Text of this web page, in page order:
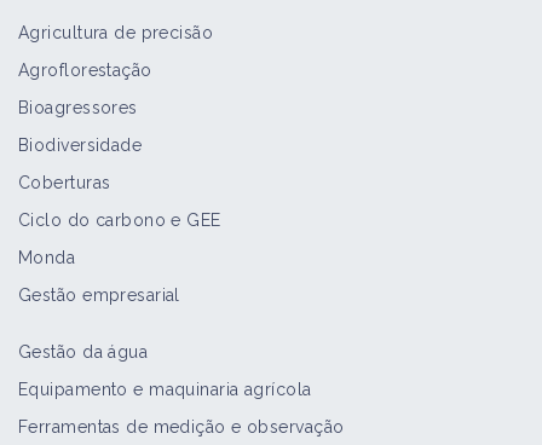
Agricultura de precisão
Agroflorestação
Bioagressores
Biodiversidade
Coberturas
Ciclo do carbono e GEE
Monda
Gestão empresarial
Gestão da água
Equipamento e maquinaria agrícola
Ferramentas de medição e observação